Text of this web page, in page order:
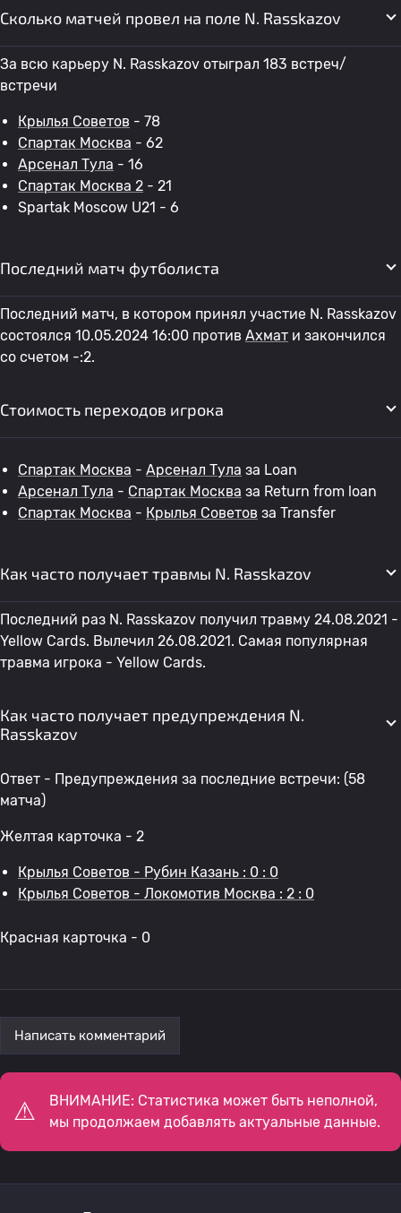
Сколько матчей провел на поле N. Rasskazov
За всю карьеру N. Rasskazov отыграл 183 встреч/
встречи
Крылья Советов - 78
Спартак Москва - 62
Арсенал Тула - 16
Спартак Москва 2 - 21
Spartak Moscow U21 - 6
Последний матч футболиста
Последний матч, в котором принял участие N. Rasskazov
состоялся 10.05.2024 16:00 против Ахмат и закончился
со счетом -:2.
Стоимость переходов игрока
Спартак Москва - Арсенал Тула за Loan
Арсенал Тула - Спартак Москва за Return from loan
Спартак Москва - Крылья Советов за Transfer
Как часто получает травмы N. Rasskazov
Последний раз N. Rasskazov получил травму 24.08.2021 -
Yellow Cards. Вылечил 26.08.2021. Самая популярная
травма игрока - Yellow Cards.
Как часто получает предупреждения N.
Rasskazov
Ответ - Предупреждения за последние встречи: (58
матча)
Желтая карточка - 2
Крылья Советов - Рубин Казань : 0 : 0
Крылья Советов - Локомотив Москва : 2 : 0
Красная карточка - 0
Написать комментарий
ВНИМАНИЕ: Статистика может быть неполной,
мы продолжаем добавлять актуальные данные.